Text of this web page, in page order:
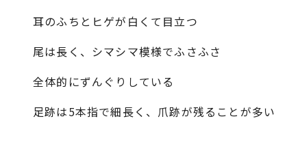
耳のふちとヒゲが白くて目立つ
尾は長く、シマシマ模様でふさふさ
全体的にずんぐりしている
足跡は5本指で細長く、爪跡が残ることが多い